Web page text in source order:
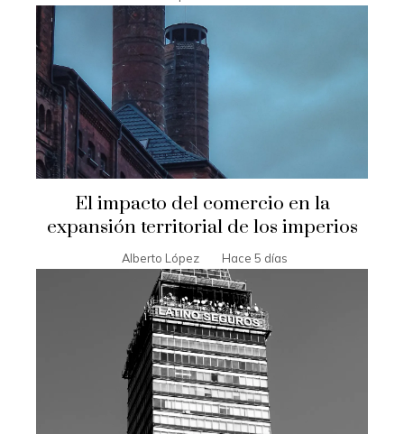
El impacto del comercio en la
expansión territorial de los imperios
Alberto López Hace 5 días